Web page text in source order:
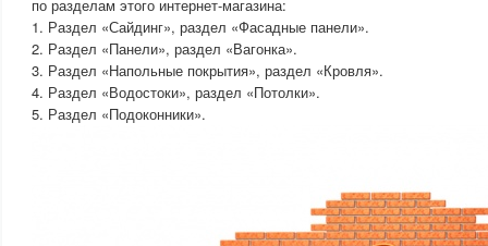
по разделам этого интернет-магазина:
1. Раздел «Сайдинг», раздел «Фасадные панели».
2. Раздел «Панели», раздел «Вагонка».
3. Раздел «Напольные покрытия», раздел «Кровля».
4. Раздел «Водостоки», раздел «Потолки».
5. Раздел «Подоконники».